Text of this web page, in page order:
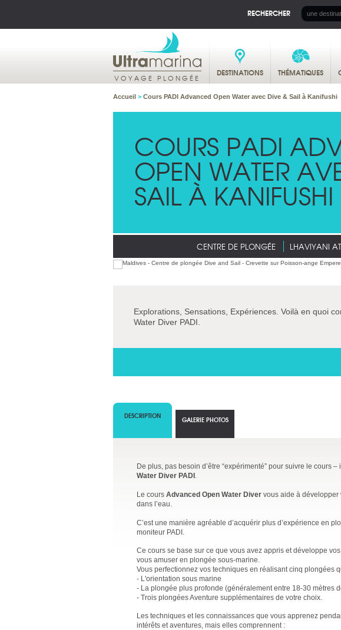
RECHERCHER
VOYAGE PLONGÉE DESTINATIONS THÉMATIQUES
Accueil > Cours PADI Advanced Open Water avec Dive & Sail à Kanifushi
COURS PADI
OPEN WATER
SAIL À KANIFUSHI
CENTRE DE PLONGÉE LHAVIYANI
Explorations, Sensations, Expériences. Voilà en quoi
Water Diver PADI.
DESCRIPTION
De plus, pas besoin d’être “expérimenté” pour suivre le cours
Water Diver PADI .
Le cours Advanced Open Water Diver vous aide à développer
dans l’eau.
C’est une manière agréable d’acquérir plus d’expérience en
moniteur PADI.
Ce cours se base sur ce que vous avez appris et développe
vous amuser en plongée sous-marine.
Vous perfectionnez vos techniques en réalisant cinq plongées
- L'orientation sous marine
- La plongée plus profonde (généralement entre 18-30 mètres
- Trois plongées Aventure supplémentaires de votre choix.
Les techniques et les connaissances que vous apprenez
intérêts et aventures, mais elles comprennent :
GALERIE PHOTOS